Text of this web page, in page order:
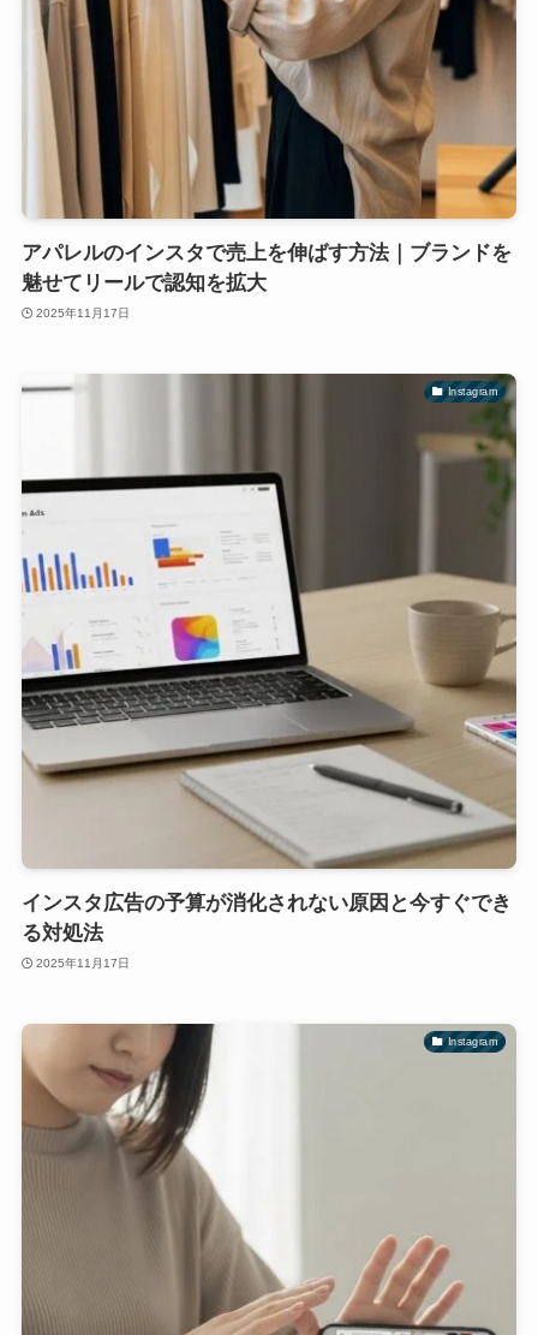
アパレルのインスタで売上を伸ばす方法｜ブランドを
魅せてリールで認知を拡大
2025年11月17日
Instagram
インスタ広告の予算が消化されない原因と今すぐでき
る対処法
2025年11月17日
Instagram